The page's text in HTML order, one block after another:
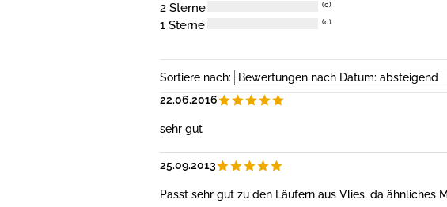
2 Sterne (0)
1 Sterne (0)
Sortiere nach:
22.06.2016
sehr gut
25.09.2013
Passt sehr gut zu den Läufern aus Vlies, da